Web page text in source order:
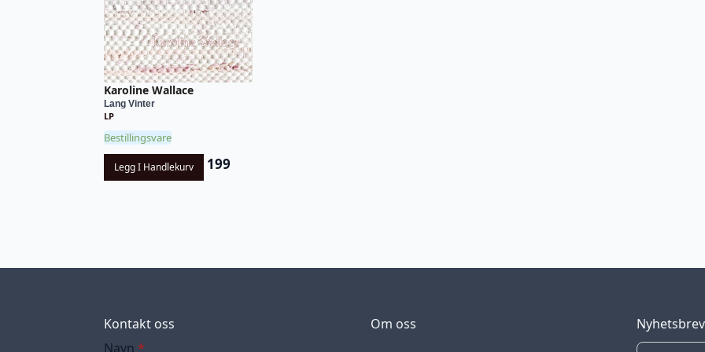
Karoline Wallace
Lang Vinter
LP
Bestillingsvare
Legg I Handlekurv 199
Kontakt oss
Navn *
Om oss Nyhetsbrev